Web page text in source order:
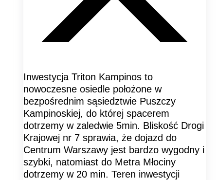
Inwestycja Triton Kampinos to
nowoczesne osiedle położone w
bezpośrednim sąsiedztwie Puszczy
Kampinoskiej, do której spacerem
dotrzemy w zaledwie 5min. Bliskość Drogi
Krajowej nr 7 sprawia, że dojazd do
Centrum Warszawy jest bardzo wygodny i
szybki, natomiast do Metra Młociny
dotrzemy w 20 min. Teren inwestycji